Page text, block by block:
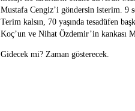
Mustafa Cengiz’i göndersin isterim. 9
Terim kalsın, 70 yaşında tesadüfen
Koç’un ve Nihat Özdemir’in kankası
Gidecek mi? Zaman gösterecek.